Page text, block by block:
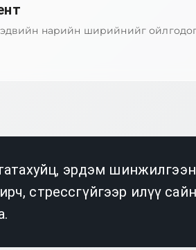
нарийн ширийнийг ойлгодог
эрдэм
стрессгүйгээр илүү